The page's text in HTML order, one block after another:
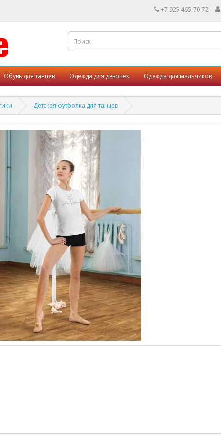
+7 925 465-70-72
Обувь для танцев Одежда для девочек Одежда для мальчиков
Детская футболка для танцев